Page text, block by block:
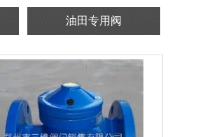
油田专用阀
止回阀
不锈钢阀门
执行器系列